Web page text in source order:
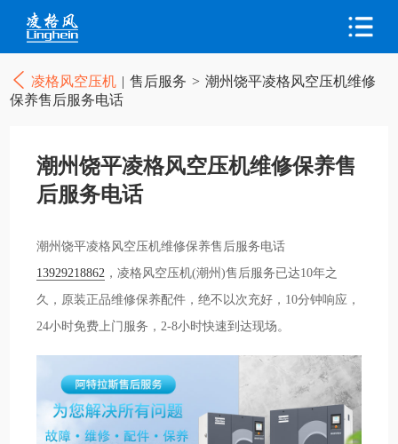
凌格风空压机 | 售后服务 > 潮州饶平凌格风空压机维修
保养售后服务电话
潮州饶平凌格风空压机维修保养售
后服务电话
潮州饶平凌格风空压机维修保养售后服务电话
13929218862 ，凌格风空压机(潮州)售后服务已达10年之
久，原装正品维修保养配件，绝不以次充好，10分钟响应，
24小时免费上门服务，2-8小时快速到达现场。